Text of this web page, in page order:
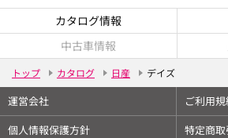
カタログ情報
中古車情報
トップ カタログ 日産 デイズ
運営会社
ご利用
個人情報保護方針
特定商